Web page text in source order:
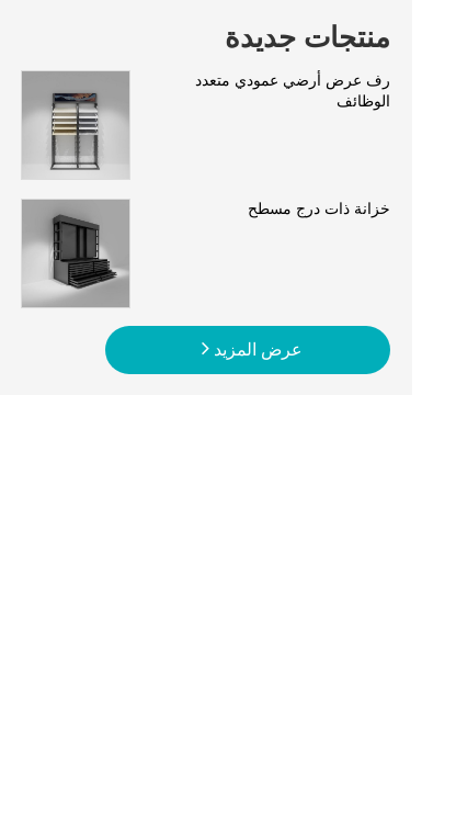
منتجات جديدة
رف عرض أرضي عمودي متعدد
الوظائف
خزانة ذات درج مسطح
عرض المزيد